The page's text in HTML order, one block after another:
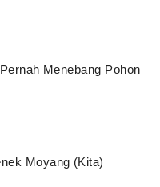
Menebang Pohon
Moyang (Kita)